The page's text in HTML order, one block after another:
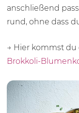
anschließend
rund, ohne dass
→ Hier kommst du
Brokkoli-